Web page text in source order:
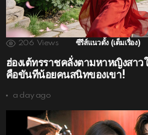
206 Views ซีรีส์แนวตั้ง (เต็มเรื่อง)
ฮ่องเต้ทรราชคลั่งตามหาหญิงสา
คือขันทีน้อยคนสนิทของเขา!
a day ago